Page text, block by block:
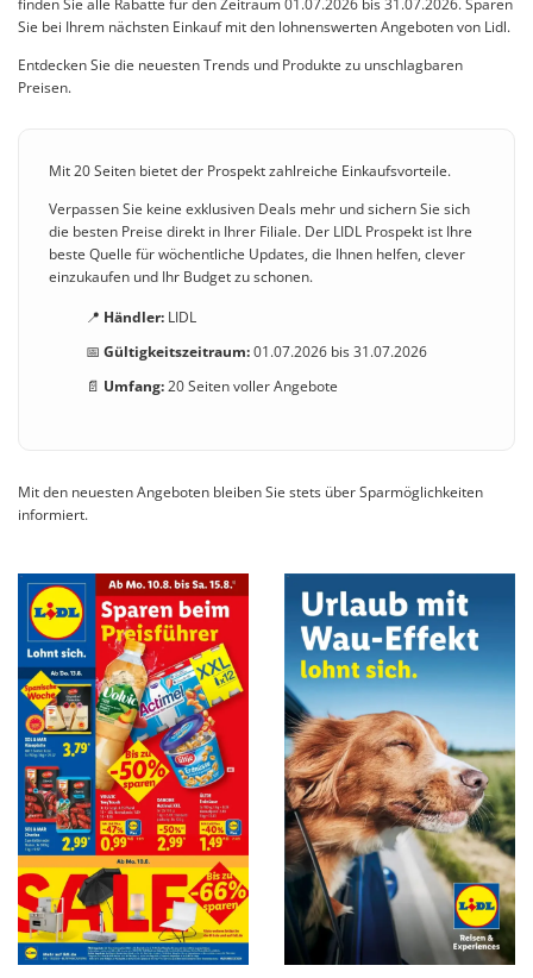
finden Sie alle Rabatte für den Zeitraum 01.07.2026 bis 31.07.2026. Sparen
Sie bei Ihrem nächsten Einkauf mit den lohnenswerten Angeboten von Lidl.
Entdecken Sie die neuesten Trends und Produkte zu unschlagbaren
Preisen.
Mit 20 Seiten bietet der Prospekt zahlreiche Einkaufsvorteile.
Verpassen Sie keine exklusiven Deals mehr und sichern Sie sich
die besten Preise direkt in Ihrer Filiale. Der LIDL Prospekt ist Ihre
beste Quelle für wöchentliche Updates, die Ihnen helfen, clever
einzukaufen und Ihr Budget zu schonen.
📍 Händler:LIDL
📅 Gültigkeitszeitraum:01.07.2026 bis 31.07.2026
📄 Umfang:20 Seiten voller Angebote
Mit den neuesten Angeboten bleiben Sie stets über Sparmöglichkeiten
informiert.